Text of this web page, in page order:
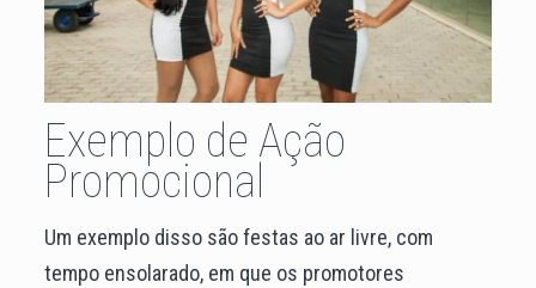
Exemplo de Ação
Promocional
Um exemplo disso são festas ao ar livre, com
tempo ensolarado, em que os promotores